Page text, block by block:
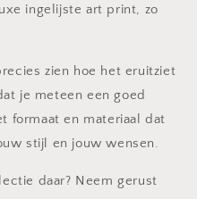
ingelijste art print, zo
zien hoe het eruitziet
je meteen een goed
formaat en materiaal dat
stijl en jouw wensen.
daar? Neem gerust